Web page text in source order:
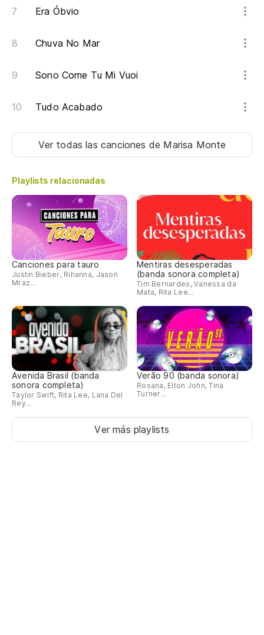
Era Óbvio
Chuva No Mar
Sono Come Tu Mi Vuoi
Tudo Acabado
Ver todas las canciones de Marisa Monte
Playlists relacionadas
Canciones para tauro
Justin Bieber, Rihanna, Jason
Mraz...
Mentiras desesperadas
(banda sonora completa)
Tim Bernardes, Vanessa da
Mata, Rita Lee...
Avenida Brasil (banda
sonora completa)
Taylor Swift, Rita Lee, Lana Del
Rey...
Verão 90 (banda sonora)
Rosana, Elton John, Tina
Turner...
Ver más playlists